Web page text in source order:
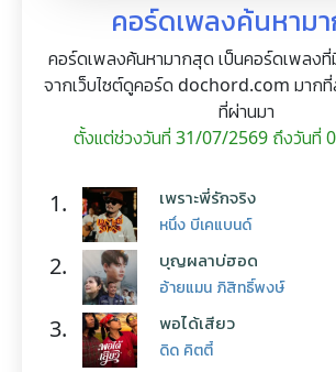
คอร์ดเพลงค้นหาม
คอร์ดเพลงค้นหามากสุด เป็นคอร์ดเพลงที่
จากเว็บไซต์ดูคอร์ด dochord.com มาก
ที่ผ่านมา
ตั้งแต่ช่วงวันที่ 31/07/2569 ถึงวันที่
1. เพราะพี่รักจริง
หนึ่ง บีเคแบนด์
2. บุญผลาบ่ฮอด
อ้ายแมน ภิสิทธิ์พงษ์
3. พอได้เสียว
ดิด คิตตี้